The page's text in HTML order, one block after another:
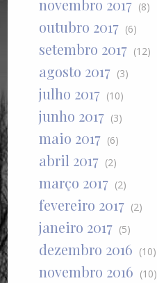
novembro 2017 (8)
outubro 2017 (6)
setembro 2017 (12)
agosto 2017 (3)
julho 2017 (10)
junho 2017 (3)
maio 2017 (6)
abril 2017 (2)
março 2017 (2)
fevereiro 2017 (2)
janeiro 2017 (5)
dezembro 2016 (10)
novembro 2016 (10)